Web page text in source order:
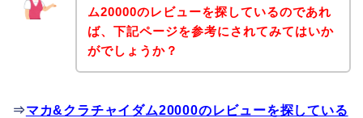
ム20000のレビューを探しているのであれ
ば、下記ページを参考にされてみてはいか
がでしょうか？
⇒マカ&クラチャイダム20000のレビューを探している